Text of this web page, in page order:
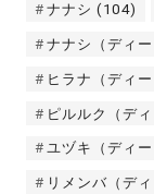
ナナシ (104)
ナナシ（ディー
ヒラナ（ディー
ピルルク（ディ
ユヅキ（ディー
リメンバ（ディ